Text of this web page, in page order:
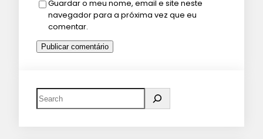
Guardar o meu nome, email e site neste
navegador para a próxima vez que eu
comentar.